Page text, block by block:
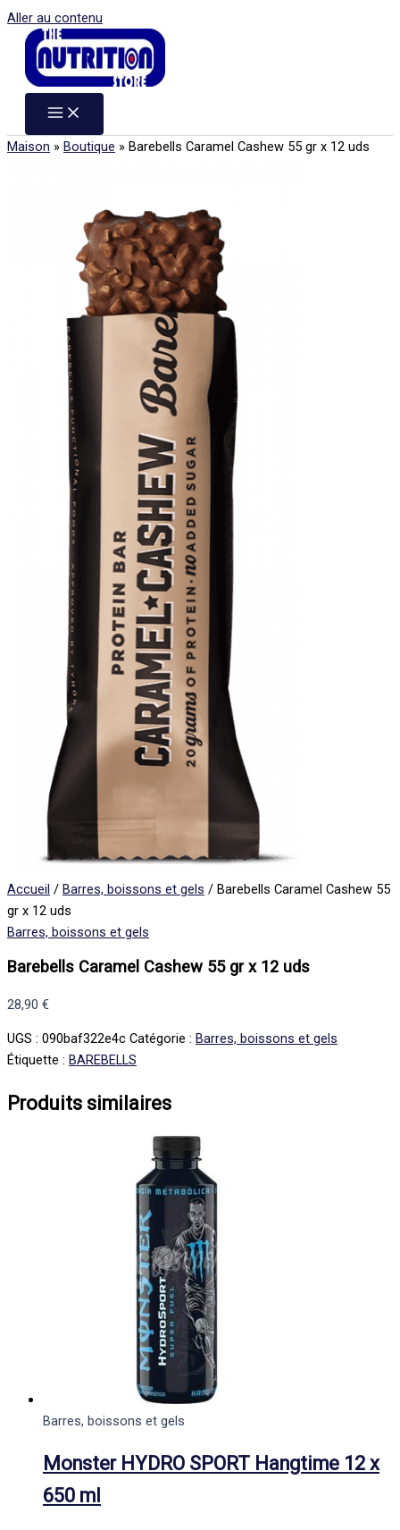
Aller au contenu
Maison » Boutique » Barebells Caramel Cashew 55 gr x 12 uds
Accueil / Barres, boissons et gels / Barebells Caramel Cashew 55
gr x 12 uds
Barres, boissons et gels
Barebells Caramel Cashew 55 gr x 12 uds
28,90 €
UGS : 090baf322e4c Catégorie : Barres, boissons et gels
Étiquette : BAREBELLS
Produits similaires
Barres, boissons et gels
Monster HYDRO SPORT Hangtime 12 x
650 ml